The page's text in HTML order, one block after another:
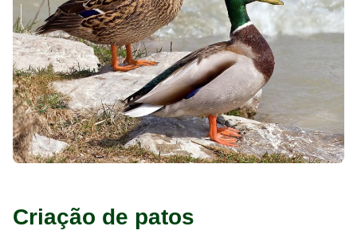
Criação de patos